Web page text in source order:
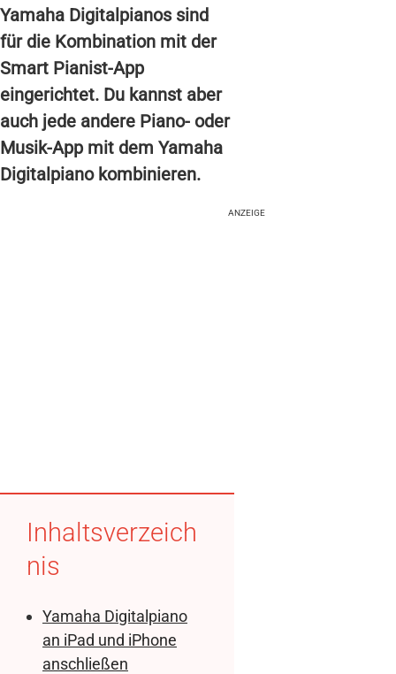
Yamaha Digitalpianos sind
für die Kombination mit der
Smart Pianist-App
eingerichtet. Du kannst aber
auch jede andere Piano- oder
Musik-App mit dem Yamaha
Digitalpiano kombinieren.
ANZEIGE
Inhaltsverzeich
nis
Yamaha Digitalpiano
an iPad und iPhone
anschließen